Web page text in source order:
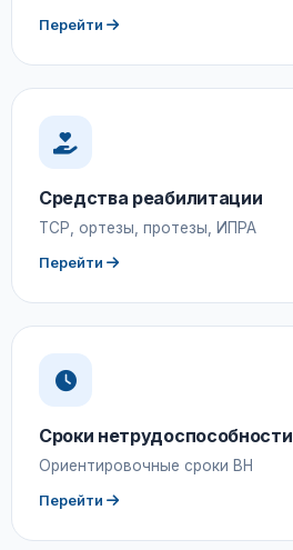
Перейти
Средства реабилитации
ТСР, ортезы, протезы, ИПРА
Перейти
Сроки нетрудоспособности
Ориентировочные сроки ВН
Перейти